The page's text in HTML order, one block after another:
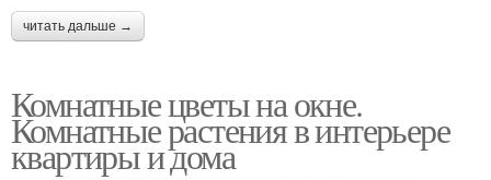
читать дальше →
Комнатные цветы на окне.
Комнатные растения в интерьере
квартиры и дома